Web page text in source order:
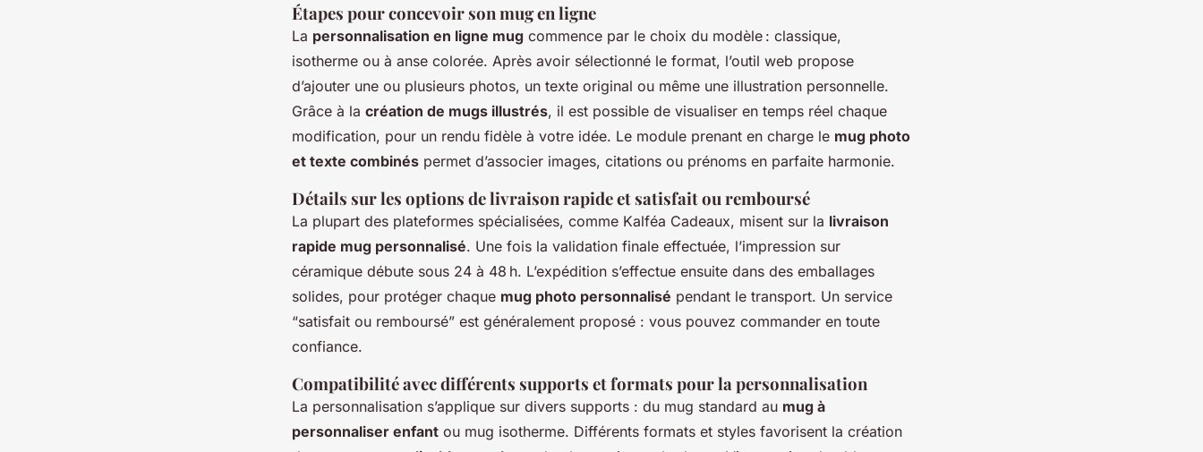
Étapes pour concevoir son mug en ligne
La personnalisation en ligne mug commence par le choix du modèle : classique,
isotherme ou à anse colorée. Après avoir sélectionné le format, l’outil web propose
d’ajouter une ou plusieurs photos, un texte original ou même une illustration personnelle.
Grâce à la création de mugs illustrés, il est possible de visualiser en temps réel chaque
modification, pour un rendu fidèle à votre idée. Le module prenant en charge le mug photo
et texte combinés permet d’associer images, citations ou prénoms en parfaite harmonie.
Détails sur les options de livraison rapide et satisfait ou remboursé
La plupart des plateformes spécialisées, comme Kalféa Cadeaux, misent sur la livraison
rapide mug personnalisé. Une fois la validation finale effectuée, l’impression sur
céramique débute sous 24 à 48 h. L’expédition s’effectue ensuite dans des emballages
solides, pour protéger chaque mug photo personnalisé pendant le transport. Un service
“satisfait ou remboursé” est généralement proposé : vous pouvez commander en toute
confiance.
Compatibilité avec différents supports et formats pour la personnalisation
La personnalisation s’applique sur divers supports : du mug standard au mug à
personnaliser enfant ou mug isotherme. Différents formats et styles favorisent la création